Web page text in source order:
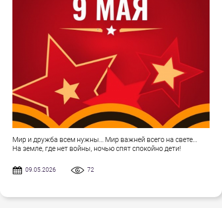
Мир и дружба всем нужны... Мир важней всего на свете...
На земле, где нет войны, ночью спят спокойно дети!
09.05.2026 72